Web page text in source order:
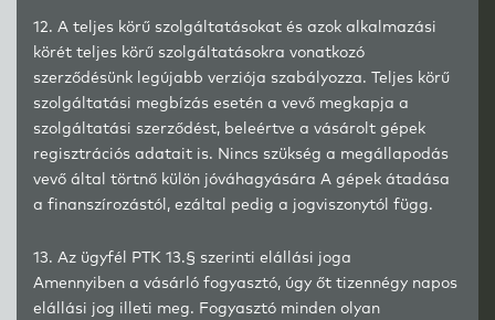
12. A teljes körű szolgáltatásokat és azok alkalmazási
körét teljes körű szolgáltatásokra vonatkozó
szerződésünk legújabb verziója szabályozza. Teljes körű
szolgáltatási megbízás esetén a vevő megkapja a
szolgáltatási szerződést, beleértve a vásárolt gépek
regisztrációs adatait is. Nincs szükség a megállapodás
vevő által törtnő külön jóváhagyására A gépek átadása
a finanszírozástól, ezáltal pedig a jogviszonytól függ.
13. Az ügyfél PTK 13.§ szerinti elállási joga
Amennyiben a vásárló fogyasztó, úgy őt tizennégy napos
elállási jog illeti meg. Fogyasztó minden olyan